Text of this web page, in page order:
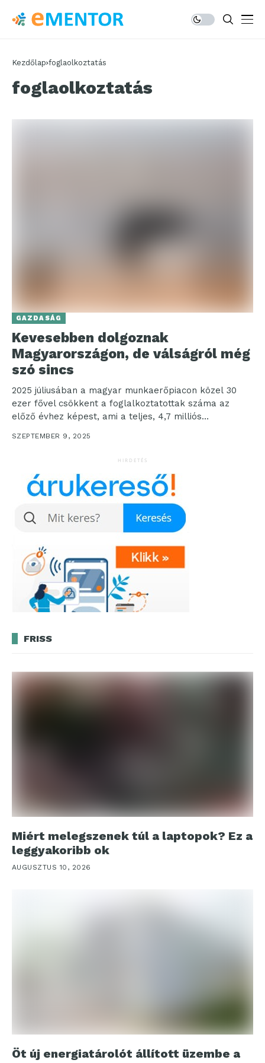
Kezdőlap foglaolkoztatás
foglaolkoztatás
GAZDASÁG
Kevesebben dolgoznak
Magyarországon, de válságról még
szó sincs
2025 júliusában a magyar munkaerőpiacon közel 30
ezer fővel csökkent a foglalkoztatottak száma az
előző évhez képest, ami a teljes, 4,7 milliós
SZEPTEMBER 9, 2025
HIRDETÉS
FRISS
Miért melegszenek túl a laptopok? Ez a
leggyakoribb ok
AUGUSZTUS 10, 2026
Öt új energiatárolót állított üzembe a